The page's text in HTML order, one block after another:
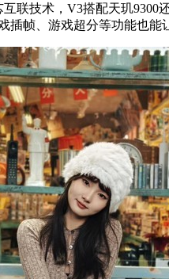
联技术，V3搭配天玑
插帧、游戏超分等功能也能